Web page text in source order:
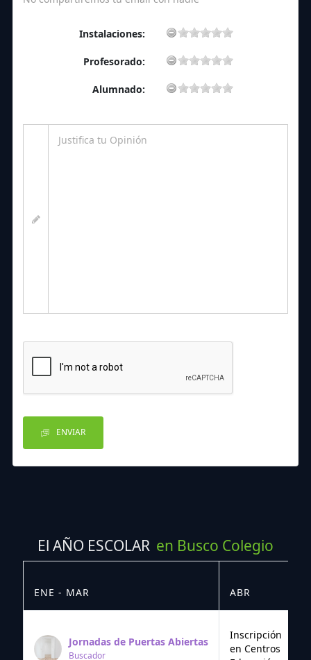
Instalaciones:
Profesorado:
Alumnado:
ENVIAR
El AÑO ESCOLAR en Busco Colegio
ENE - MAR ABR
Jornadas de Puertas Abiertas
Buscador
Inscripción
en Centros